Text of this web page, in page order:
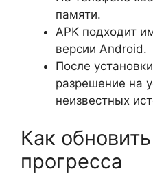
памяти.
APK подходит
версии Android.
После
разрешение на
неизвестных
Как
прогресса